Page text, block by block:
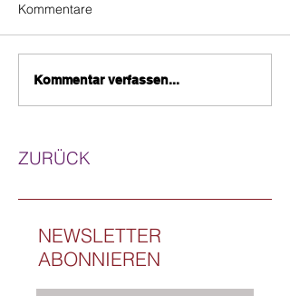
Kommentare
Kommentar verfassen...
ZURÜCK
NEWSLETTER
ABONNIEREN